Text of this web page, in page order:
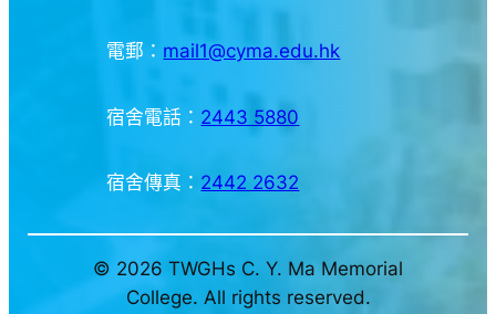
電郵： mail1@cyma.edu.hk
宿舍電話： 2443 5880
宿舍傳真： 2442 2632
© 2026 TWGHs C. Y. Ma Memorial
College. All rights reserved.